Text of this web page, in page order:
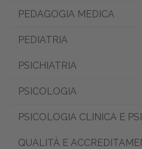
PEDAGOGIA MEDICA
PEDIATRIA
PSICHIATRIA
PSICOLOGIA
PSICOLOGIA CLINICA E
QUALITÀ E